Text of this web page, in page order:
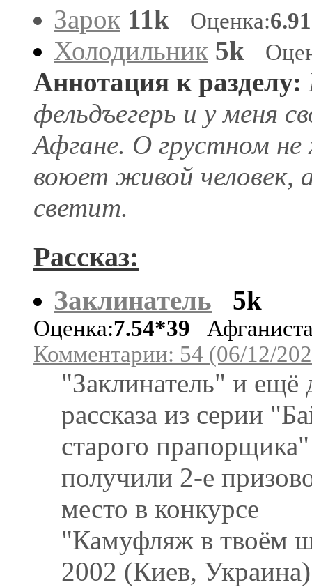
Зарок 11k Оценка:
Холодильник 5k
Аннотация к разделу:
фельдъегерь и у меня
Афгане. О грустном не
воюет живой человек,
светит.
Рассказ:
Заклинатель 5k
Оценка:7.54*39
Комментарии: 54 (06/12/
"Заклинатель" и ещё
рассказа из серии
старого прапорщика"
получили 2-е
место в конкурсе
"Камуфляж в твоём
2002 (Киев, Украина)